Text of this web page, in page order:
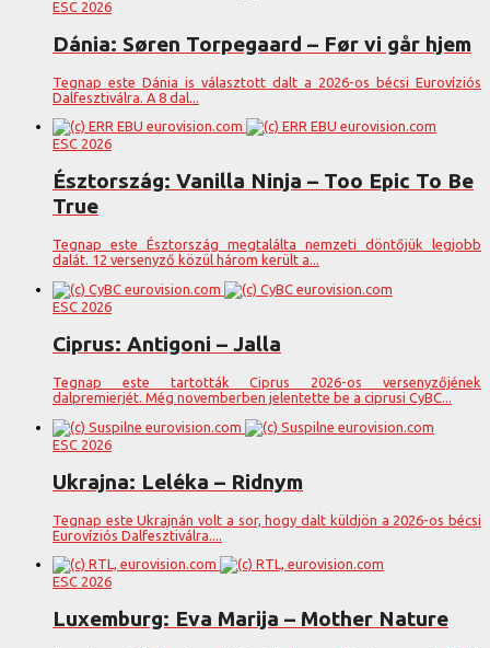
ESC 2026
Dánia: Søren Torpegaard – Før vi går hjem
Tegnap este Dánia is választott dalt a 2026-os bécsi Eurovíziós
Dalfesztiválra. A 8 dal...
ESC 2026
Észtország: Vanilla Ninja – Too Epic To Be
True
Tegnap este Észtország megtalálta nemzeti döntőjük legjobb
dalát. 12 versenyző közül három került a...
ESC 2026
Ciprus: Antigoni – Jalla
Tegnap este tartották Ciprus 2026-os versenyzőjének
dalpremierjét. Még novemberben jelentette be a ciprusi CyBC...
ESC 2026
Ukrajna: Leléka – Ridnym
Tegnap este Ukrajnán volt a sor, hogy dalt küldjön a 2026-os bécsi
Eurovíziós Dalfesztiválra....
ESC 2026
Luxemburg: Eva Marija – Mother Nature